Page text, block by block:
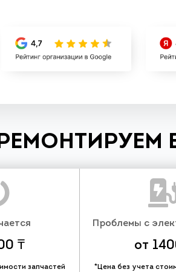
₸
запчастей
Проблемы с
от
*Цена без учета